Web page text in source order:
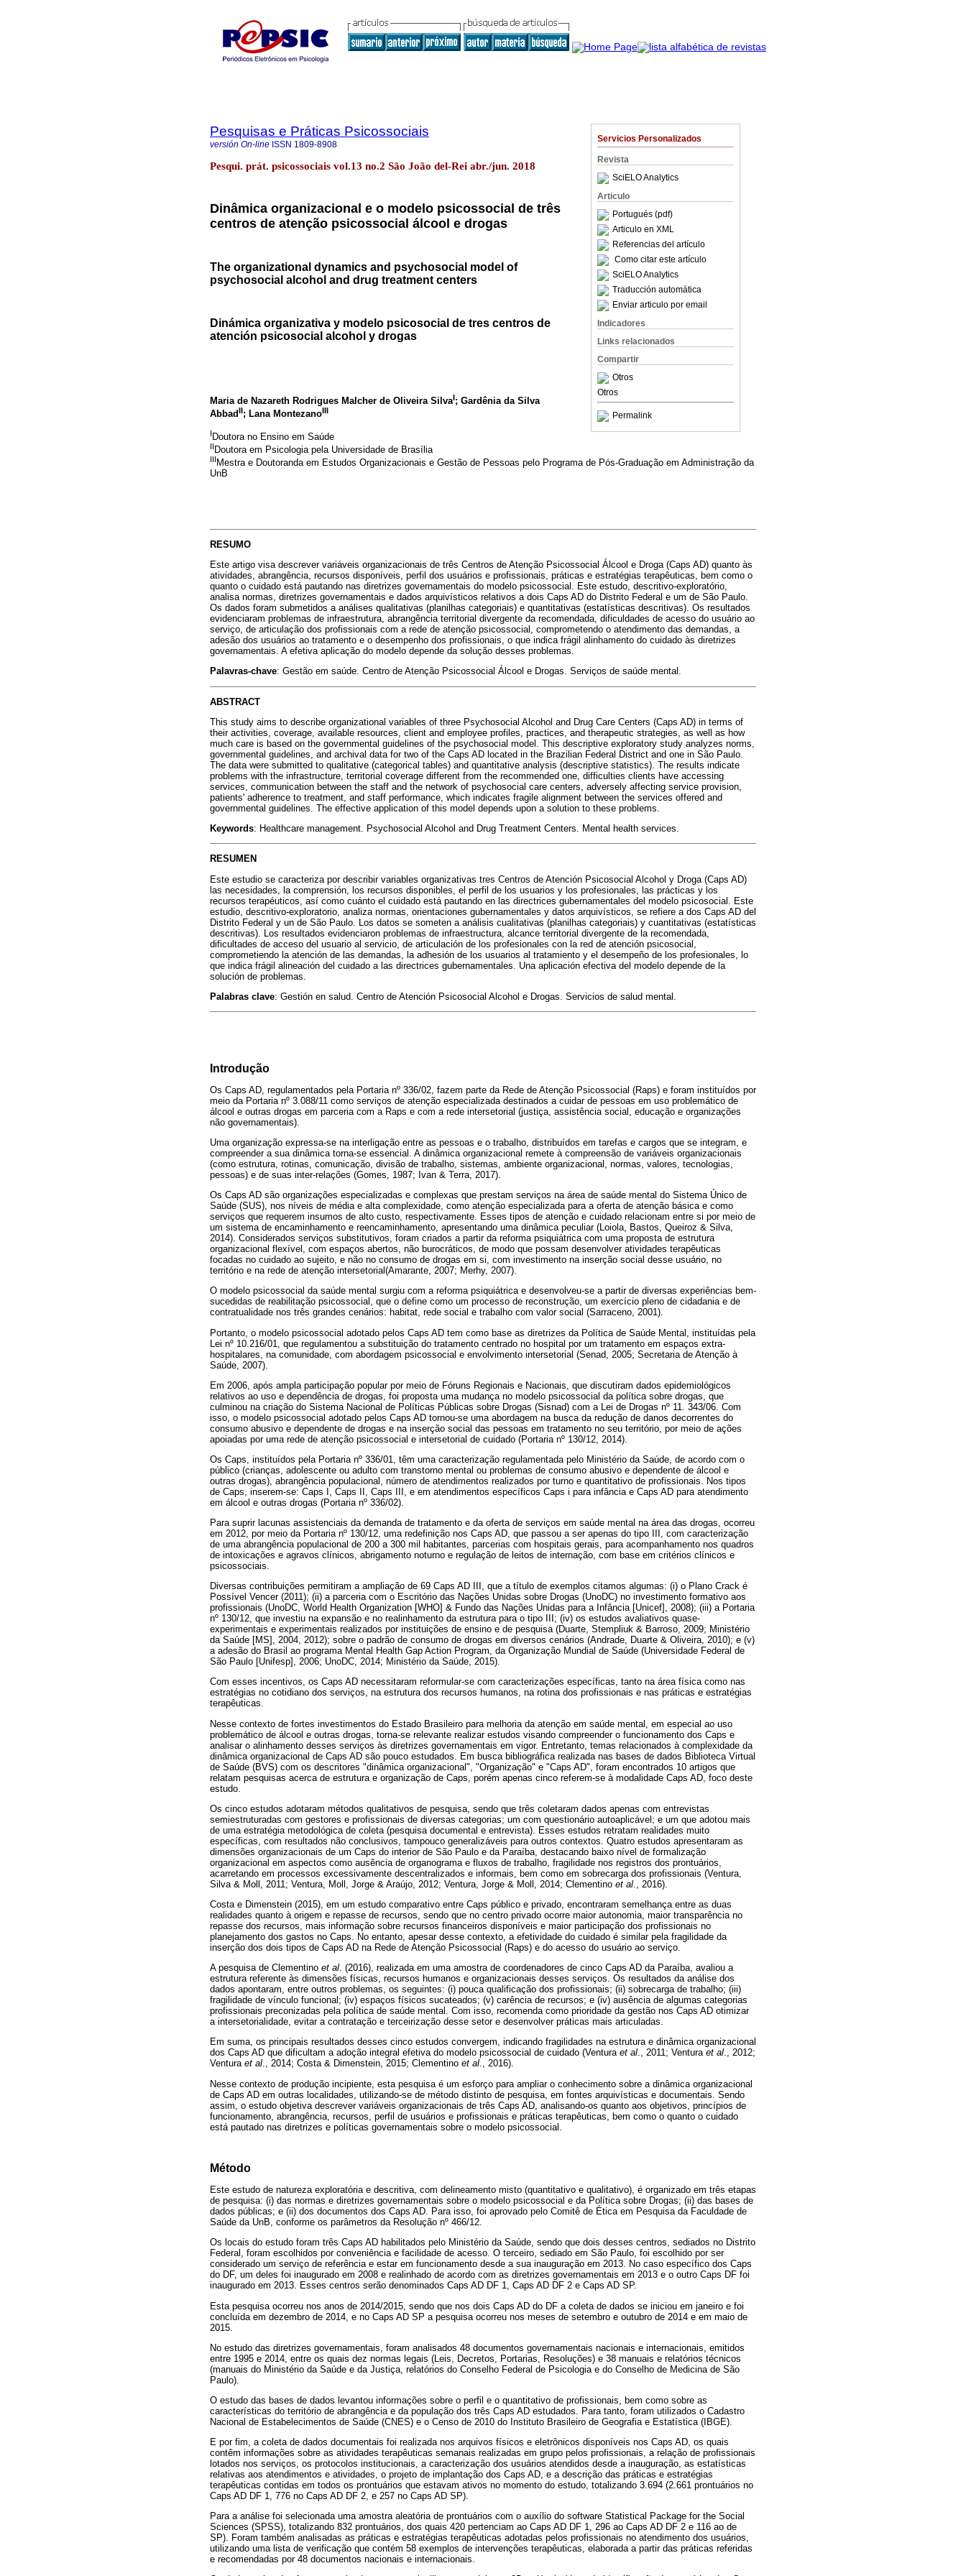
Servicios Personalizados
Revista
SciELO Analytics
Articulo
Portugués (pdf)
Articulo en XML
Referencias del artículo
Como citar este artículo
SciELO Analytics
Traducción automática
Enviar articulo por email
Indicadores
Links relacionados
Compartir
Otros
Otros
Permalink
Pesquisas e Práticas Psicossociais
versión On-line ISSN 1809-8908
Pesqui. prát. psicossociais vol.13 no.2 São João del-Rei abr./jun. 2018
Dinâmica organizacional e o modelo psicossocial de três
centros de atenção psicossocial álcool e drogas
The organizational dynamics and psychosocial model of
psychosocial alcohol and drug treatment centers
Dinámica organizativa y modelo psicosocial de tres centros de
atención psicosocial alcohol y drogas
Maria de Nazareth Rodrigues Malcher de Oliveira SilvaI; Gardênia da Silva
AbbadII; Lana MontezanoIII
IDoutora no Ensino em Saúde
II Doutora em Psicologia pela Universidade de Brasília
III Mestra e Doutoranda em Estudos Organizacionais e Gestão de Pessoas pelo Programa de Pós-Graduação em Administração da
UnB
RESUMO
Este artigo visa descrever variáveis organizacionais de três Centros de Atenção Psicossocial Álcool e Droga (Caps AD) quanto às
atividades, abrangência, recursos disponíveis, perfil dos usuários e profissionais, práticas e estratégias terapêuticas, bem como o
quanto o cuidado está pautando nas diretrizes governamentais do modelo psicossocial. Este estudo, descritivo-exploratório,
analisa normas, diretrizes governamentais e dados arquivísticos relativos a dois Caps AD do Distrito Federal e um de São Paulo.
Os dados foram submetidos a análises qualitativas (planilhas categoriais) e quantitativas (estatísticas descritivas). Os resultados
evidenciaram problemas de infraestrutura, abrangência territorial divergente da recomendada, dificuldades de acesso do usuário ao
serviço, de articulação dos profissionais com a rede de atenção psicossocial, comprometendo o atendimento das demandas, a
adesão dos usuários ao tratamento e o desempenho dos profissionais, o que indica frágil alinhamento do cuidado às diretrizes
governamentais. A efetiva aplicação do modelo depende da solução desses problemas.
Palavras-chave: Gestão em saúde. Centro de Atenção Psicossocial Álcool e Drogas. Serviços de saúde mental.
ABSTRACT
This study aims to describe organizational variables of three Psychosocial Alcohol and Drug Care Centers (Caps AD) in terms of
their activities, coverage, available resources, client and employee profiles, practices, and therapeutic strategies, as well as how
much care is based on the governmental guidelines of the psychosocial model. This descriptive exploratory study analyzes norms,
governmental guidelines, and archival data for two of the Caps AD located in the Brazilian Federal District and one in São Paulo.
The data were submitted to qualitative (categorical tables) and quantitative analysis (descriptive statistics). The results indicate
problems with the infrastructure, territorial coverage different from the recommended one, difficulties clients have accessing
services, communication between the staff and the network of psychosocial care centers, adversely affecting service provision,
patients' adherence to treatment, and staff performance, which indicates fragile alignment between the services offered and
governmental guidelines. The effective application of this model depends upon a solution to these problems.
Keywords: Healthcare management. Psychosocial Alcohol and Drug Treatment Centers. Mental health services.
RESUMEN
Este estudio se caracteriza por describir variables organizativas tres Centros de Atención Psicosocial Alcohol y Droga (Caps AD)
las necesidades, la comprensión, los recursos disponibles, el perfil de los usuarios y los profesionales, las prácticas y los
recursos terapéuticos, así como cuánto el cuidado está pautando en las directrices gubernamentales del modelo psicosocial. Este
estudio, descritivo-exploratorio, analiza normas, orientaciones gubernamentales y datos arquivísticos, se refiere a dos Caps AD del
Distrito Federal y un de São Paulo. Los datos se someten a análisis cualitativas (planilhas categoriais) y cuantitativas (estatísticas
descritivas). Los resultados evidenciaron problemas de infraestructura, alcance territorial divergente de la recomendada,
dificultades de acceso del usuario al servicio, de articulación de los profesionales con la red de atención psicosocial,
comprometiendo la atención de las demandas, la adhesión de los usuarios al tratamiento y el desempeño de los profesionales, lo
que indica frágil alineación del cuidado a las directrices gubernamentales. Una aplicación efectiva del modelo depende de la
solución de problemas.
Palabras clave: Gestión en salud. Centro de Atención Psicosocial Alcohol e Drogas. Servicios de salud mental.
Introdução
Os Caps AD, regulamentados pela Portaria nº 336/02, fazem parte da Rede de Atenção Psicossocial (Raps) e foram instituídos por
meio da Portaria nº 3.088/11 como serviços de atenção especializada destinados a cuidar de pessoas em uso problemático de
álcool e outras drogas em parceria com a Raps e com a rede intersetorial (justiça, assistência social, educação e organizações
não governamentais).
Uma organização expressa-se na interligação entre as pessoas e o trabalho, distribuídos em tarefas e cargos que se integram, e
compreender a sua dinâmica torna-se essencial. A dinâmica organizacional remete à compreensão de variáveis organizacionais
(como estrutura, rotinas, comunicação, divisão de trabalho, sistemas, ambiente organizacional, normas, valores, tecnologias,
pessoas) e de suas inter-relações (Gomes, 1987; Ivan & Terra, 2017).
Os Caps AD são organizações especializadas e complexas que prestam serviços na área de saúde mental do Sistema Único de
Saúde (SUS), nos níveis de média e alta complexidade, como atenção especializada para a oferta de atenção básica e como
serviços que requerem insumos de alto custo, respectivamente. Esses tipos de atenção e cuidado relacionam entre si por meio de
um sistema de encaminhamento e reencaminhamento, apresentando uma dinâmica peculiar (Loiola, Bastos, Queiroz & Silva,
2014). Considerados serviços substitutivos, foram criados a partir da reforma psiquiátrica com uma proposta de estrutura
organizacional flexível, com espaços abertos, não burocráticos, de modo que possam desenvolver atividades terapêuticas
focadas no cuidado ao sujeito, e não no consumo de drogas em si, com investimento na inserção social desse usuário, no
território e na rede de atenção intersetorial(Amarante, 2007; Merhy, 2007).
O modelo psicossocial da saúde mental surgiu com a reforma psiquiátrica e desenvolveu-se a partir de diversas experiências bem-
sucedidas de reabilitação psicossocial, que o define como um processo de reconstrução, um exercício pleno de cidadania e de
contratualidade nos três grandes cenários: habitat, rede social e trabalho com valor social (Sarraceno, 2001).
Portanto, o modelo psicossocial adotado pelos Caps AD tem como base as diretrizes da Política de Saúde Mental, instituídas pela
Lei nº 10.216/01, que regulamentou a substituição do tratamento centrado no hospital por um tratamento em espaços extra-
hospitalares, na comunidade, com abordagem psicossocial e envolvimento intersetorial (Senad, 2005; Secretaria de Atenção à
Saúde, 2007).
Em 2006, após ampla participação popular por meio de Fóruns Regionais e Nacionais, que discutiram dados epidemiológicos
relativos ao uso e dependência de drogas, foi proposta uma mudança no modelo psicossocial da política sobre drogas, que
culminou na criação do Sistema Nacional de Políticas Públicas sobre Drogas (Sisnad) com a Lei de Drogas nº 11. 343/06. Com
isso, o modelo psicossocial adotado pelos Caps AD tornou-se uma abordagem na busca da redução de danos decorrentes do
consumo abusivo e dependente de drogas e na inserção social das pessoas em tratamento no seu território, por meio de ações
apoiadas por uma rede de atenção psicossocial e intersetorial de cuidado (Portaria nº 130/12, 2014).
Os Caps, instituídos pela Portaria nº 336/01, têm uma caracterização regulamentada pelo Ministério da Saúde, de acordo com o
público (crianças, adolescente ou adulto com transtorno mental ou problemas de consumo abusivo e dependente de álcool e
outras drogas), abrangência populacional, número de atendimentos realizados por turno e quantitativo de profissionais. Nos tipos
de Caps, inserem-se: Caps I, Caps II, Caps III, e em atendimentos específicos Caps i para infância e Caps AD para atendimento
em álcool e outras drogas (Portaria nº 336/02).
Para suprir lacunas assistenciais da demanda de tratamento e da oferta de serviços em saúde mental na área das drogas, ocorreu
em 2012, por meio da Portaria nº 130/12, uma redefinição nos Caps AD, que passou a ser apenas do tipo III, com caracterização
de uma abrangência populacional de 200 a 300 mil habitantes, parcerias com hospitais gerais, para acompanhamento nos quadros
de intoxicações e agravos clínicos, abrigamento noturno e regulação de leitos de internação, com base em critérios clínicos e
psicossociais.
Diversas contribuições permitiram a ampliação de 69 Caps AD III, que a título de exemplos citamos algumas: (i) o Plano Crack é
Possível Vencer (2011); (ii) a parceria com o Escritório das Nações Unidas sobre Drogas (UnoDC) no investimento formativo aos
profissionais (UnoDC, World Health Organization [WHO] & Fundo das Nações Unidas para a Infância [Unicef], 2008); (iii) a Portaria
nº 130/12, que investiu na expansão e no realinhamento da estrutura para o tipo III; (iv) os estudos avaliativos quase-
experimentais e experimentais realizados por instituições de ensino e de pesquisa (Duarte, Stempliuk & Barroso, 2009; Ministério
da Saúde [MS], 2004, 2012); sobre o padrão de consumo de drogas em diversos cenários (Andrade, Duarte & Oliveira, 2010); e (v)
a adesão do Brasil ao programa Mental Health Gap Action Program, da Organização Mundial de Saúde (Universidade Federal de
São Paulo [Unifesp], 2006; UnoDC, 2014; Ministério da Saúde, 2015).
Com esses incentivos, os Caps AD necessitaram reformular-se com caracterizações específicas, tanto na área física como nas
estratégias no cotidiano dos serviços, na estrutura dos recursos humanos, na rotina dos profissionais e nas práticas e estratégias
terapêuticas.
Nesse contexto de fortes investimentos do Estado Brasileiro para melhoria da atenção em saúde mental, em especial ao uso
problemático de álcool e outras drogas, torna-se relevante realizar estudos visando compreender o funcionamento dos Caps e
analisar o alinhamento desses serviços às diretrizes governamentais em vigor. Entretanto, temas relacionados à complexidade da
dinâmica organizacional de Caps AD são pouco estudados. Em busca bibliográfica realizada nas bases de dados Biblioteca Virtual
de Saúde (BVS) com os descritores "dinâmica organizacional", "Organização" e "Caps AD", foram encontrados 10 artigos que
relatam pesquisas acerca de estrutura e organização de Caps, porém apenas cinco referem-se à modalidade Caps AD, foco deste
estudo.
Os cinco estudos adotaram métodos qualitativos de pesquisa, sendo que três coletaram dados apenas com entrevistas
semiestruturadas com gestores e profissionais de diversas categorias; um com questionário autoaplicável; e um que adotou mais
de uma estratégia metodológica de coleta (pesquisa documental e entrevista). Esses estudos retratam realidades muito
específicas, com resultados não conclusivos, tampouco generalizáveis para outros contextos. Quatro estudos apresentaram as
dimensões organizacionais de um Caps do interior de São Paulo e da Paraíba, destacando baixo nível de formalização
organizacional em aspectos como ausência de organograma e fluxos de trabalho, fragilidade nos registros dos prontuários,
acarretando em processos excessivamente descentralizados e informais, bem como em sobrecarga dos profissionais (Ventura,
Silva & Moll, 2011; Ventura, Moll, Jorge & Araújo, 2012; Ventura, Jorge & Moll, 2014; Clementino et al ., 2016).
Costa e Dimenstein (2015), em um estudo comparativo entre Caps público e privado, encontraram semelhança entre as duas
realidades quanto à origem e repasse de recursos, sendo que no centro privado ocorre maior autonomia, maior transparência no
repasse dos recursos, mais informação sobre recursos financeiros disponíveis e maior participação dos profissionais no
planejamento dos gastos no Caps. No entanto, apesar desse contexto, a efetividade do cuidado é similar pela fragilidade da
inserção dos dois tipos de Caps AD na Rede de Atenção Psicossocial (Raps) e do acesso do usuário ao serviço.
A pesquisa de Clementino et al. (2016), realizada em uma amostra de coordenadores de cinco Caps AD da Paraíba, avaliou a
estrutura referente às dimensões físicas, recursos humanos e organizacionais desses serviços. Os resultados da análise dos
dados apontaram, entre outros problemas, os seguintes: (i) pouca qualificação dos profissionais; (ii) sobrecarga de trabalho; (iii)
fragilidade de vínculo funcional; (iv) espaços físicos sucateados; (v) carência de recursos; e (iv) ausência de algumas categorias
profissionais preconizadas pela política de saúde mental. Com isso, recomenda como prioridade da gestão nos Caps AD otimizar
a intersetorialidade, evitar a contratação e terceirização desse setor e desenvolver práticas mais articuladas.
Em suma, os principais resultados desses cinco estudos convergem, indicando fragilidades na estrutura e dinâmica organizacional
dos Caps AD que dificultam a adoção integral efetiva do modelo psicossocial de cuidado (Ventura et al., 2011; Ventura et al., 2012;
Ventura et al., 2014; Costa & Dimenstein, 2015; Clementino et al., 2016).
Nesse contexto de produção incipiente, esta pesquisa é um esforço para ampliar o conhecimento sobre a dinâmica organizacional
de Caps AD em outras localidades, utilizando-se de método distinto de pesquisa, em fontes arquivísticas e documentais. Sendo
assim, o estudo objetiva descrever variáveis organizacionais de três Caps AD, analisando-os quanto aos objetivos, princípios de
funcionamento, abrangência, recursos, perfil de usuários e profissionais e práticas terapêuticas, bem como o quanto o cuidado
está pautado nas diretrizes e políticas governamentais sobre o modelo psicossocial.
Método
Este estudo de natureza exploratória e descritiva, com delineamento misto (quantitativo e qualitativo), é organizado em três etapas
de pesquisa: (i) das normas e diretrizes governamentais sobre o modelo psicossocial e da Política sobre Drogas; (ii) das bases de
dados públicas; e (ii) dos documentos dos Caps AD. Para isso, foi aprovado pelo Comitê de Ética em Pesquisa da Faculdade de
Saúde da UnB, conforme os parâmetros da Resolução nº 466/12.
Os locais do estudo foram três Caps AD habilitados pelo Ministério da Saúde, sendo que dois desses centros, sediados no Distrito
Federal, foram escolhidos por conveniência e facilidade de acesso. O terceiro, sediado em São Paulo, foi escolhido por ser
considerado um serviço de referência e estar em funcionamento desde a sua inauguração em 2013. No caso específico dos Caps
do DF, um deles foi inaugurado em 2008 e realinhado de acordo com as diretrizes governamentais em 2013 e o outro Caps DF foi
inaugurado em 2013. Esses centros serão denominados Caps AD DF 1, Caps AD DF 2 e Caps AD SP.
Esta pesquisa ocorreu nos anos de 2014/2015, sendo que nos dois Caps AD do DF a coleta de dados se iniciou em janeiro e foi
concluída em dezembro de 2014, e no Caps AD SP a pesquisa ocorreu nos meses de setembro e outubro de 2014 e em maio de
2015.
No estudo das diretrizes governamentais, foram analisados 48 documentos governamentais nacionais e internacionais, emitidos
entre 1995 e 2014, entre os quais dez normas legais (Leis, Decretos, Portarias, Resoluções) e 38 manuais e relatórios técnicos
(manuais do Ministério da Saúde e da Justiça, relatórios do Conselho Federal de Psicologia e do Conselho de Medicina de São
Paulo).
O estudo das bases de dados levantou informações sobre o perfil e o quantitativo de profissionais, bem como sobre as
características do território de abrangência e da população dos três Caps AD estudados. Para tanto, foram utilizados o Cadastro
Nacional de Estabelecimentos de Saúde (CNES) e o Censo de 2010 do Instituto Brasileiro de Geografia e Estatística (IBGE).
E por fim, a coleta de dados documentais foi realizada nos arquivos físicos e eletrônicos disponíveis nos Caps AD, os quais
contêm informações sobre as atividades terapêuticas semanais realizadas em grupo pelos profissionais, a relação de profissionais
lotados nos serviços, os protocolos institucionais, a caracterização dos usuários atendidos desde a inauguração, as estatísticas
relativas aos atendimentos e atividades, o projeto de implantação dos Caps AD, e a descrição das práticas e estratégias
terapêuticas contidas em todos os prontuários que estavam ativos no momento do estudo, totalizando 3.694 (2.661 prontuários no
Caps AD DF 1, 776 no Caps AD DF 2, e 257 no Caps AD SP).
Para a análise foi selecionada uma amostra aleatória de prontuários com o auxílio do software Statistical Package for the Social
Sciences (SPSS), totalizando 832 prontuários, dos quais 420 pertenciam ao Caps AD DF 1, 296 ao Caps AD DF 2 e 116 ao de
SP). Foram também analisadas as práticas e estratégias terapêuticas adotadas pelos profissionais no atendimento dos usuários,
utilizando uma lista de verificação que contém 58 exemplos de intervenções terapêuticas, elaborada a partir das práticas referidas
e recomendadas por 48 documentos nacionais e internacionais.